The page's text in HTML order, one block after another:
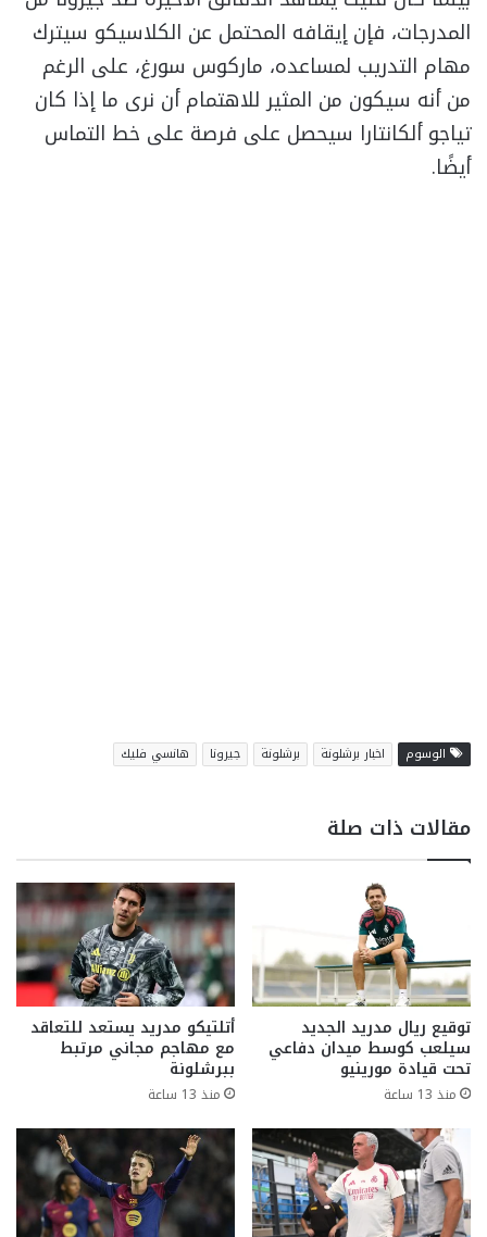
المدرجات، فإن إيقافه المحتمل عن الكلاسيكو سيترك
مهام التدريب لمساعده، ماركوس سورغ، على الرغم
من أنه سيكون من المثير للاهتمام أن نرى ما إذا كان
تياجو ألكانتارا سيحصل على فرصة على خط التماس
أيضًا.
الوسوم اخبار برشلونة برشلونة جيرونا هانسي فليك
مقالات ذات صلة
توقيع ريال مدريد الجديد
سيلعب كوسط ميدان دفاعي
تحت قيادة مورينيو
منذ 13 ساعة
أتلتيكو مدريد يستعد للتعاقد
مع مهاجم مجاني مرتبط
ببرشلونة
منذ 13 ساعة